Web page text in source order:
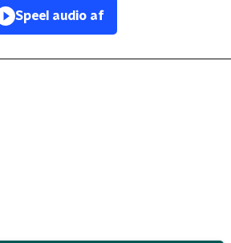
Speel audio af